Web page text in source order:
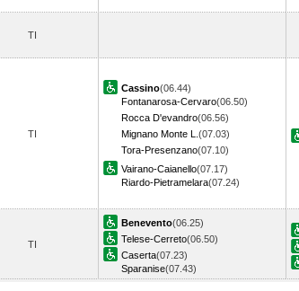
TI
TI
Cassino(06.44)
Fontanarosa-Cervaro(06.50)
Rocca D'evandro(06.56)
Mignano Monte L. (07.03)
Tora-Presenzano(07.10)
Vairano-Caianello(07.17)
Riardo-Pietramelara(07.24)
TI
Benevento(06.25)
Telese-Cerreto(06.50)
Caserta(07.23)
Sparanise(07.43)